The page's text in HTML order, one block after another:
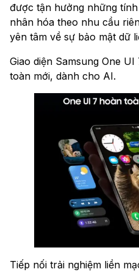
được tận hưởng những
nhân hóa theo nhu cầu
yên tâm về sự bảo mật dữ
Giao diện Samsung One
toàn mới, dành cho AI.
Tiếp nối trải nghiệm liền